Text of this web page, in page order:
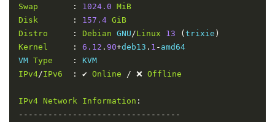
Swap
: 1024.0 MiB
Disk
: 157.4 GiB
Distro
: Debian GNU /Linux 13 (trixie )
Kernel
: 6.12 . 90+deb13 . 1 - amd64
VM Type :
IPv4/IPv6 : ✔ Online / ❌ Offline
IPv4 Network Information :
---------------------------------